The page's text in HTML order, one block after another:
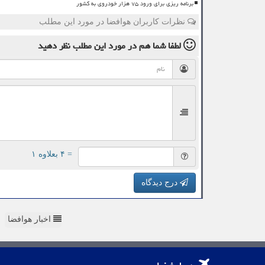
برنامه ریزی برای ورود ۷۵ هزار خودروی به کشور
نظرات کاربران هوافضا در مورد این مطلب
لطفا شما همدر مورد این مطلبنظر دهید
= ۴ بعلاوه ۱
درج دیدگاه
اخبار هوافضا